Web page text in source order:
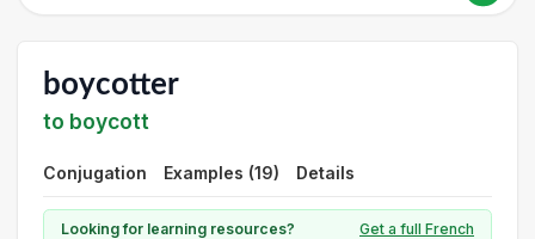
boycotter
to boycott
Conjugation Examples (19) Details
Looking for learning resources?
Get a full French